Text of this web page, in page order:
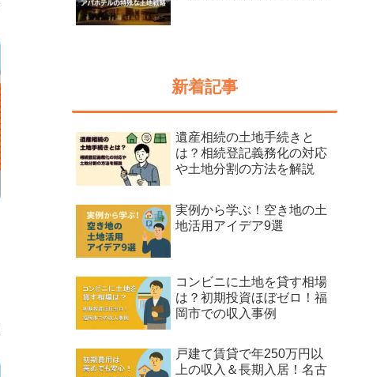
新着記事
遺産相続の土地手続きと
は？相続登記義務化の対応
や土地分割の方法を解説
実例から学ぶ！空き地の土
地活用アイデア9選
コンビニに土地を貸す相場
は？初期投資ほぼゼロ！福
岡市での収入事例
戸建て賃貸で年250万円以
上の収入＆長期入居！名古